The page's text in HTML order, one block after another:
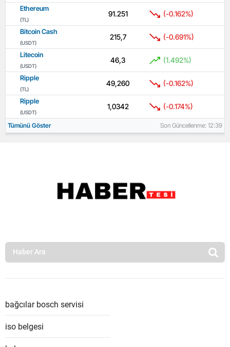
Ethereum
(TL)
91.251 (-0.162%)
Bitcoin Cash
(USDT)
215,7 (-0.691%)
Litecoin
(USDT)
46,3 (1.492%)
Ripple
(TL)
49,260 (-0.162%)
Ripple
(USDT)
1,0342 (-0.174%)
Tümünü Göster Son Güncellenme: 12:39
bağcılar bosch servisi
iso belgesi